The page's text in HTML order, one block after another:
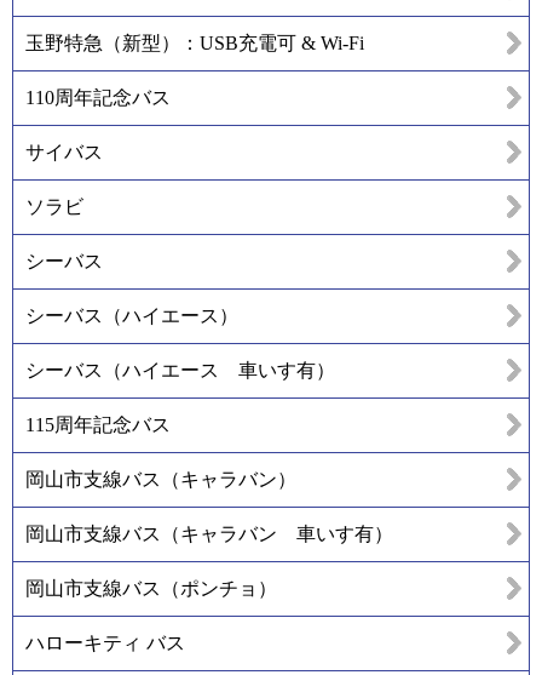
玉野特急（新型）：USB充電可 & Wi-Fi
110周年記念バス
サイバス
ソラビ
シーバス
シーバス（ハイエース）
シーバス（ハイエース 車いす有）
115周年記念バス
岡山市支線バス（キャラバン）
岡山市支線バス（キャラバン 車いす有）
岡山市支線バス（ポンチョ）
ハローキティ バス